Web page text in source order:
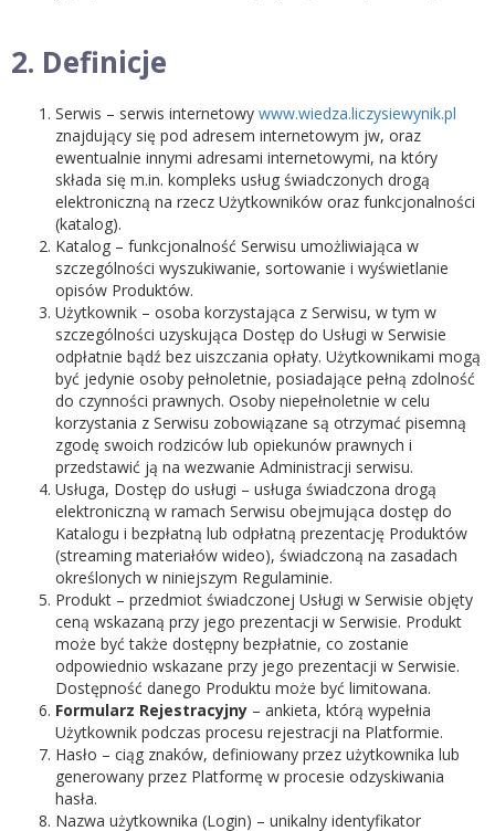
2. Definicje
Serwis – serwis internetowy www.wiedza.liczysiewynik.pl
znajdujący się pod adresem internetowym jw, oraz
ewentualnie innymi adresami internetowymi, na który
składa się m.in. kompleks usług świadczonych drogą
elektroniczną na rzecz Użytkowników oraz funkcjonalności
(katalog).
Katalog – funkcjonalność Serwisu umożliwiająca w
szczególności wyszukiwanie, sortowanie i wyświetlanie
opisów Produktów.
Użytkownik – osoba korzystająca z Serwisu, w tym w
szczególności uzyskująca Dostęp do Usługi w Serwisie
odpłatnie bądź bez uiszczania opłaty. Użytkownikami mogą
być jedynie osoby pełnoletnie, posiadające pełną zdolność
do czynności prawnych. Osoby niepełnoletnie w celu
korzystania z Serwisu zobowiązane są otrzymać pisemną
zgodę swoich rodziców lub opiekunów prawnych i
przedstawić ją na wezwanie Administracji serwisu.
Usługa, Dostęp do usługi – usługa świadczona drogą
elektroniczną w ramach Serwisu obejmująca dostęp do
Katalogu i bezpłatną lub odpłatną prezentację Produktów
(streaming materiałów wideo), świadczoną na zasadach
określonych w niniejszym Regulaminie.
Produkt – przedmiot świadczonej Usługi w Serwisie objęty
ceną wskazaną przy jego prezentacji w Serwisie. Produkt
może być także dostępny bezpłatnie, co zostanie
odpowiednio wskazane przy jego prezentacji w Serwisie.
Dostępność danego Produktu może być limitowana.
Formularz Rejestracyjny – ankieta, którą wypełnia
Użytkownik podczas procesu rejestracji na Platformie.
Hasło – ciąg znaków, definiowany przez użytkownika lub
generowany przez Platformę w procesie odzyskiwania
hasła.
Nazwa użytkownika (Login) – unikalny identyfikator